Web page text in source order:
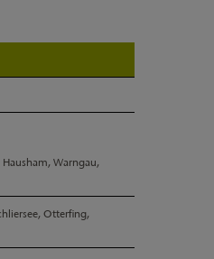
Warngau,
Otterfing,